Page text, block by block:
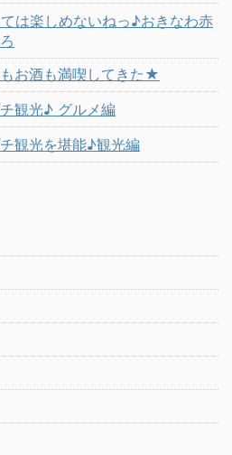
は楽しめないねっ♪おきなわ赤
お酒も満喫してきた★
観光♪ グルメ編
観光を堪能♪観光編